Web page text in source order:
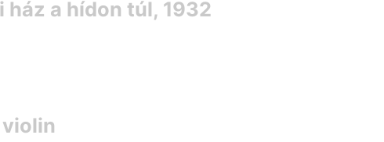
ház a hídon túl, 1932